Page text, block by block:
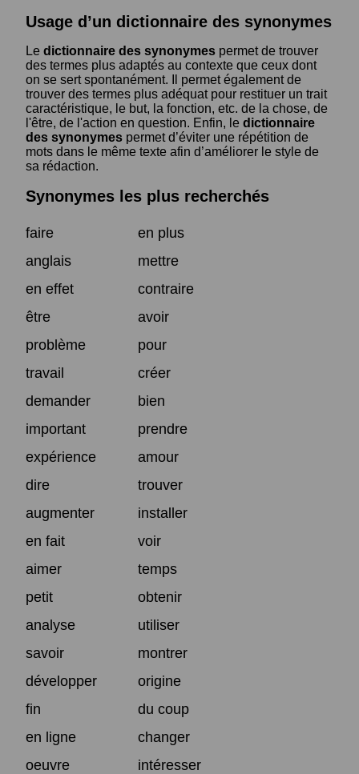
Usage d’un dictionnaire des synonymes
Le dictionnaire des synonymes permet de trouver
des termes plus adaptés au contexte que ceux dont
on se sert spontanément. Il permet également de
trouver des termes plus adéquat pour restituer un trait
caractéristique, le but, la fonction, etc. de la chose, de
l'être, de l'action en question. Enfin, le dictionnaire
des synonymes permet d’éviter une répétition de
mots dans le même texte afin d’améliorer le style de
sa rédaction.
Synonymes les plus recherchés
faire
en plus
anglais
mettre
en effet
contraire
être
avoir
problème
pour
travail
créer
demander
bien
important
prendre
expérience
amour
dire
trouver
augmenter
installer
en fait
voir
aimer
temps
petit
obtenir
analyse
utiliser
savoir
montrer
développer
origine
fin
du coup
en ligne
changer
oeuvre
intéresser